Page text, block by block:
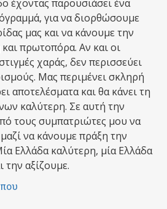
έχοντας παρουσιάσει ένα
για να διορθώσουμε
μας και να κάνουμε την
πρωτοπόρα. Αν και οι
χαράς, δεν περισσεύει
Μας περιμένει σκληρή
αποτελέσματα και θα κάνει τη
καλύτερη. Σε αυτή την
τους συμπατριώτες μου να
να κάνουμε πράξη την
Ελλάδα καλύτερη, μία Ελλάδα
αξίζουμε.